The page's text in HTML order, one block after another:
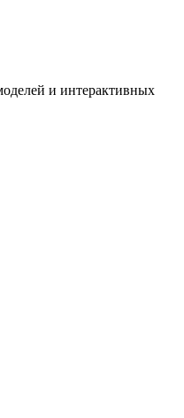
и интерактивных